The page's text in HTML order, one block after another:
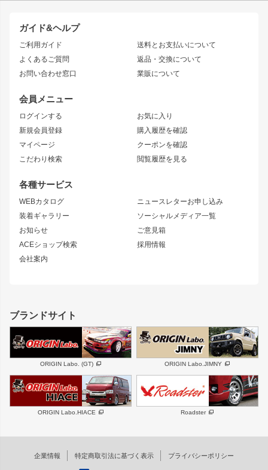
ガイド&ヘルプ
ご利用ガイド
よくあるご質問
お問い合わせ窓口
送料とお支払いについて
返品・交換について
業販について
会員メニュー
ログインする
新規会員登録
マイページ
こだわり検索
お気に入り
購入履歴を確認
クーポンを確認
閲覧履歴を見る
各種サービス
WEBカタログ
装着ギャラリー
お知らせ
ACEショップ検索
会社案内
ニュースレターお申し込み
ソーシャルメディア一覧
ご意見箱
採用情報
JZX90 CHASER
JZX110 MARK II
JZX100 MARK II
JZX90 MARK II
トレノ
マークX
アリスト
ソアラ
アルテッツァ
ニッサン
S15 シルビア
S14 シルビア 後期
S13 シルビア
180SX
シルエイティ
ワンビア
ローレル
セフィーロ
キャラバン
スズキ
GS350
SC
スバル 三菱
デリカ D:5
軽自動車 汎用
エアロシリーズ
ドリフトライン
風神
雷神
レーシングライン
アタックライン
ストリームライン
リアウイング
ジムニーパーツ
ホイール
MUD-S7
MUD-SR7
まつど家 鉄漢
ボンネット
フェンダー
サイドパーツ
リアゲート
メンテナンスパーツ
ハイエースパーツ
ホイール
DAYTONA-RS
DAYTONA-RS NEO
エアロシリーズ
RUGGER MODEL
DTM:exclusive
ブランドサイト
ORIGIN Labo. (GT) ORIGIN Labo.JIMNY
ORIGIN Labo.HIACE Roadster
企業情報 特定商取引法に基づく表示 プライバシーポリシー